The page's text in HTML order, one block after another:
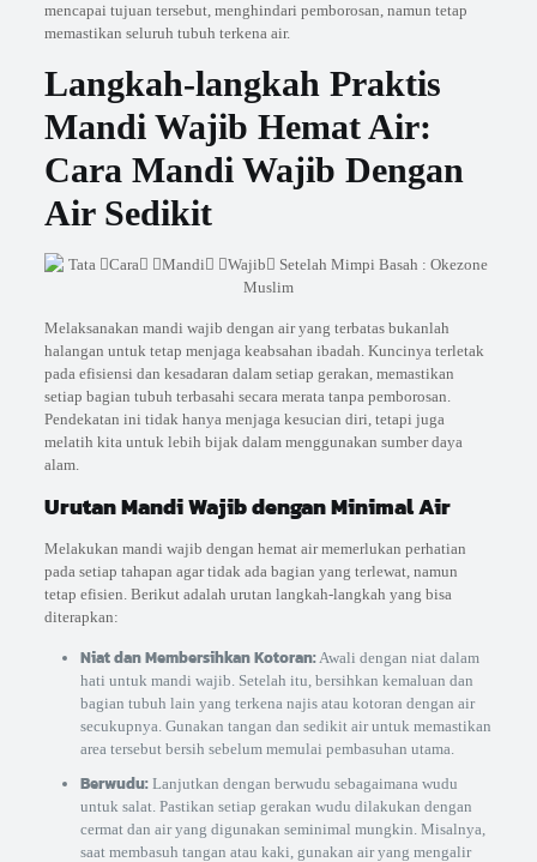
mencapai tujuan tersebut, menghindari pemborosan, namun tetap
memastikan seluruh tubuh terkena air.
Langkah-langkah Praktis
Mandi Wajib Hemat Air:
Cara Mandi Wajib Dengan
Air Sedikit
Melaksanakan mandi wajib dengan air yang terbatas bukanlah
halangan untuk tetap menjaga keabsahan ibadah. Kuncinya terletak
pada efisiensi dan kesadaran dalam setiap gerakan, memastikan
setiap bagian tubuh terbasahi secara merata tanpa pemborosan.
Pendekatan ini tidak hanya menjaga kesucian diri, tetapi juga
melatih kita untuk lebih bijak dalam menggunakan sumber daya
alam.
Urutan Mandi Wajib dengan Minimal Air
Melakukan mandi wajib dengan hemat air memerlukan perhatian
pada setiap tahapan agar tidak ada bagian yang terlewat, namun
tetap efisien. Berikut adalah urutan langkah-langkah yang bisa
diterapkan:
Niat dan Membersihkan Kotoran:Awali dengan niat dalam
hati untuk mandi wajib. Setelah itu, bersihkan kemaluan dan
bagian tubuh lain yang terkena najis atau kotoran dengan air
secukupnya. Gunakan tangan dan sedikit air untuk memastikan
area tersebut bersih sebelum memulai pembasuhan utama.
Berwudu:Lanjutkan dengan berwudu sebagaimana wudu
untuk salat. Pastikan setiap gerakan wudu dilakukan dengan
cermat dan air yang digunakan seminimal mungkin. Misalnya,
saat membasuh tangan atau kaki, gunakan air yang mengalir